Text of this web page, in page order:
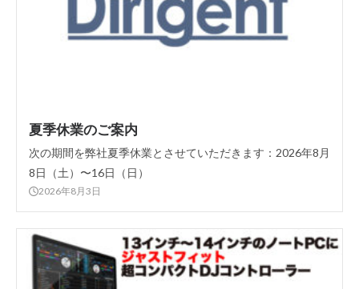
夏季休業のご案内
次の期間を弊社夏季休業とさせていただきます：2026年8月
8日（土）〜16日（日）
2026年8月3日